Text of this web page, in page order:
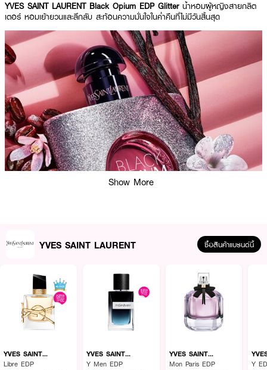
YVES SAINT LAURENT Black Opium EDP Glitter น้ำหอมผู้หญิงสายกลิต
เตอร์ หอมเย้ายวนและลึกลับ สะท้อนความมั่นใจในค่ำคืนที่ไม่มีวันสิ้นสุด
ผลลัพธ์ที่ได้:
ปลุกพลังความเซ็กซี่แบบแม่เหล็กด้วยกลิ่นหอม Marshmallow Musk ผสาน
Coffee Floral Signature อันเป็นเอกลักษณ์ เติมเสน่ห์เร้าใจให้ยามค่ำคืน สัมผัส
มาร์ชเมลโล แต่แฝงความเย้ายวนแบบไร้ขีดจำกัด กับขวดสุดตระการตาเคลือบกลิต
เตอร์สีเงินหรูหรา สัญลักษณ์ของผู้หญิงมั่นใจที่พร้อมจุดประกายทุกคืน
Show More
YVES SAINT LAURENT ซื้อสินค้าแบรนด์นี้
YVES SAINT
LAURENT
Libre EDP
YVES SAINT
LAURENT
Y Men EDP
YVES SAINT
LAURENT
Mon Paris EDP
Y